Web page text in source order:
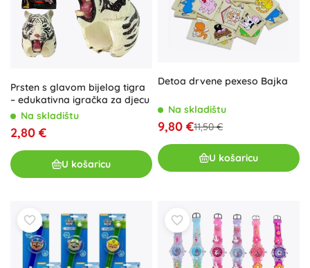
Prsten s glavom bijelog tigra
– edukativna igračka za djecu
Na skladištu
2,80 €
U košaricu
Detoa drvene pexeso Bajka
Na skladištu
9,80 €11,50 €
U košaricu